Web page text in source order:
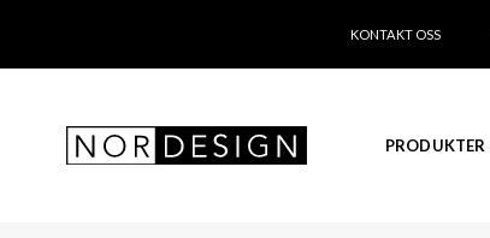
KONTAKT OSS
PRODUKTER